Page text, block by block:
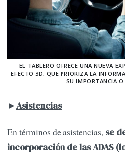
EL TABLERO OFRECE UNA NUEVA
EFECTO 3D, QUE PRIORIZA LA
SU IMPORTANCIA O
►Asistencias
En términos de asistencias, se
incorporación de las ADAS